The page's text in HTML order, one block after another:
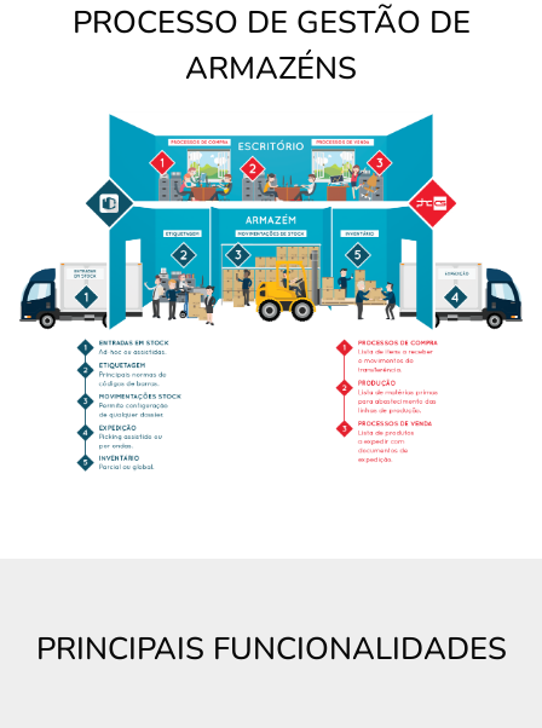
PROCESSO DE GESTÃO DE
ARMAZÉNS
PRINCIPAIS FUNCIONALIDADES